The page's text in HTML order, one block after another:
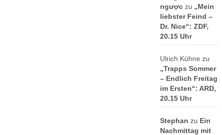
ngượczu „Mein
liebster Feind –
Dr. Nice“: ZDF,
20.15 Uhr
Ulrich Kühne zu
„Trapps Sommer
– Endlich Freitag
im Ersten“: ARD,
20.15 Uhr
Stephan zu Ein
Nachmittag mit